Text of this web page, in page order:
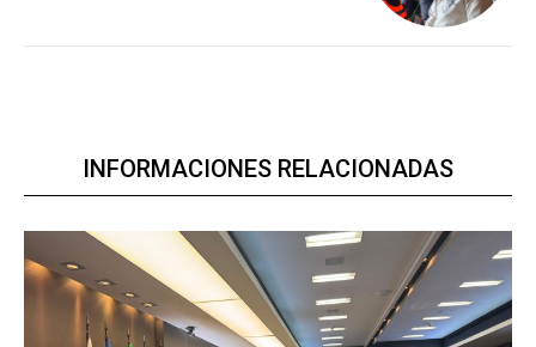
INFORMACIONES RELACIONADAS